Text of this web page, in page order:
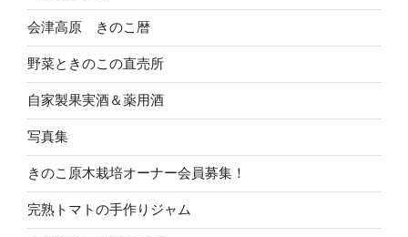
会津高原 きのこ暦
野菜ときのこの直売所
自家製果実酒＆薬用酒
写真集
きのこ原木栽培オーナー会員募集！
完熟トマトの手作りジャム